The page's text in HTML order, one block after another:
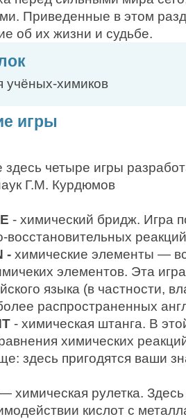
Приведенные в этом
об их жизни и судьбе.
учёных-химиков
игры
четыре игры
Г.М. Курдюмов
- химический бридж. Игра
восстановительных реакций
- химические элементы —
элементов. Эта
языка (в частности,
распространенных
- химическая штанга. В
химических
здесь пригодятся ваши
химическая рулетка.
кислот с